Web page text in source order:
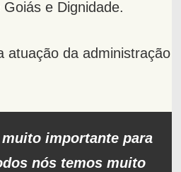
e Dignidade.
atuação da administração
muito importante para
nós temos muito